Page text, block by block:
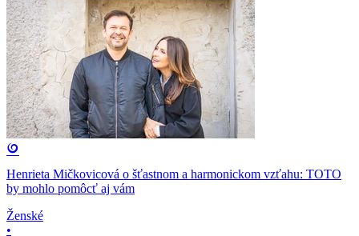
Henrieta Mičkovicová o šťastnom a harmonickom vzťahu: TOTO
by mohlo pomôcť aj vám
Ženské
•